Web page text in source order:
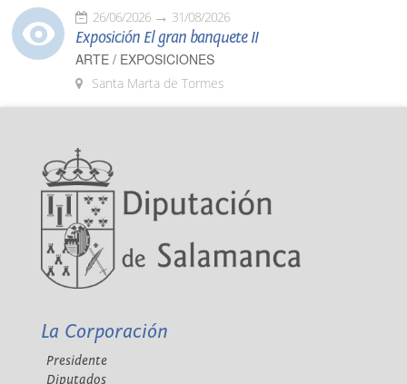
26/06/2026 31/08/2026
Exposición El gran banquete II
ARTE / EXPOSICIONES
Santa Marta de Tormes
La Corporación
Presidente
Diputados